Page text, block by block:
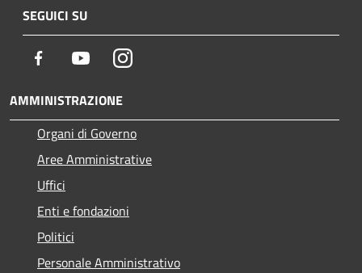
SEGUICI SU
Facebook YoutubeInstagram
AMMINISTRAZIONE
Organi di Governo
Aree Amministrative
Uffici
Enti e fondazioni
Politici
Personale Amministrativo